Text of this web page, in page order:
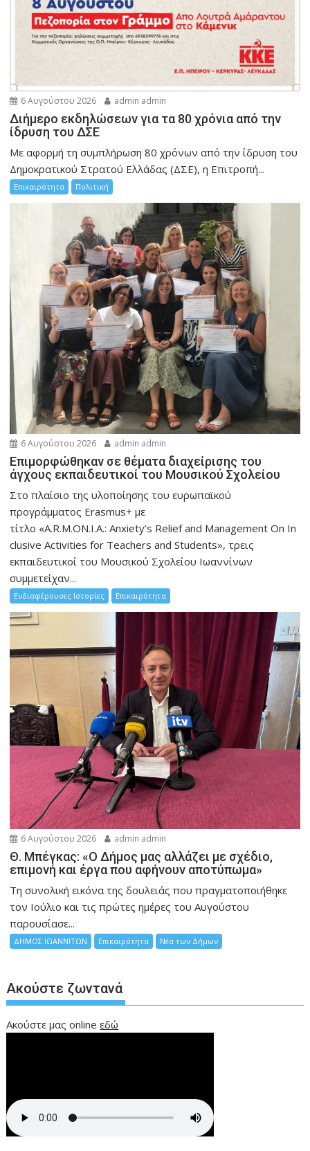
6 Αυγούστου 2026 admin admin
Διήμερο εκδηλώσεων για τα 80 χρόνια από την
ίδρυση του ΔΣΕ
Με αφορμή τη συμπλήρωση 80 χρόνων από την ίδρυση του
Δημοκρατικού Στρατού Ελλάδας (ΔΣΕ), η Επιτροπή...
Επικαιρότητα Πολιτική
6 Αυγούστου 2026 admin admin
Eπιμορφώθηκαν σε θέματα διαχείρισης του
άγχους εκπαιδευτικοί του Μουσικού Σχολείου
Στο πλαίσιο της υλοποίησης του ευρωπαϊκού
προγράμματος Erasmus+ με
τίτλο «A.R.M.ON.I.A.: Anxiety’s Relief and Management On In
clusive Activities for Teachers and Students», τρεις
εκπαιδευτικοί του Μουσικού Σχολείου Ιωαννίνων
συμμετείχαν...
Ενδιαφέρουσες Ιστορίες Επικαιρότητα
6 Αυγούστου 2026 admin admin
Θ. Μπέγκας: «Ο Δήμος μας αλλάζει με σχέδιο,
επιμονή και έργα που αφήνουν αποτύπωμα»
Τη συνολική εικόνα της δουλειάς που πραγματοποιήθηκε
τον Ιούλιο και τις πρώτες ημέρες του Αυγούστου
παρουσίασε...
ΔΗΜΟΣ ΙΩΑΝΝΙΤΩΝ Επικαιρότητα Νέα των Δήμων
Ακούστε ζωντανά
Ακούστε μας onlineεδώ